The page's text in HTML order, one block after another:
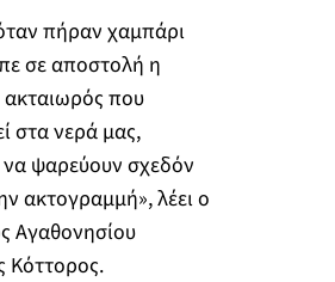
πήραν χαμπάρι
σε αποστολή η
ακταιωρός που
στα νερά μας,
ψαρεύουν σχεδόν
ακτογραμμή», λέει ο
Αγαθονησίου
Κόττορος.